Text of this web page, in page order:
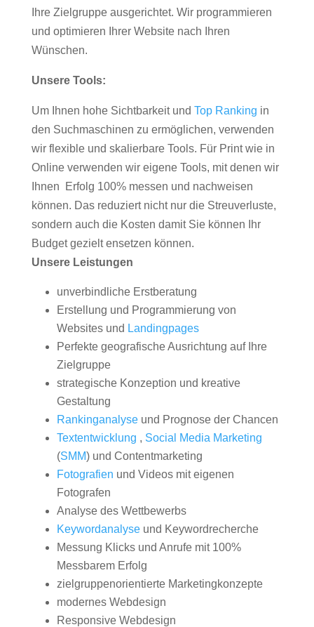
Ihre Zielgruppe ausgerichtet. Wir programmieren
und optimieren Ihrer Website nach Ihren
Wünschen.
Unsere Tools:
Um Ihnen hohe Sichtbarkeit und Top Ranking in
den Suchmaschinen zu ermöglichen, verwenden
wir flexible und skalierbare Tools. Für Print wie in
Online verwenden wir eigene Tools, mit denen wir
Ihnen Erfolg 100% messen und nachweisen
können. Das reduziert nicht nur die Streuverluste,
sondern auch die Kosten damit Sie können Ihr
Budget gezielt ensetzen können.
Unsere Leistungen
unverbindliche Erstberatung
Erstellung und Programmierung von
Websites und Landingpages
Perfekte geografische Ausrichtung auf Ihre
Zielgruppe
strategische Konzeption und kreative
Gestaltung
Rankinganalyseund Prognose der Chancen
Textentwicklung , Social Media Marketing
(SMM) und Contentmarketing
Fotografien und Videos mit eigenen
Fotografen
Analyse des Wettbewerbs
Keywordanalyseund Keywordrecherche
Messung Klicks und Anrufe mit 100%
Messbarem Erfolg
zielgruppenorientierte Marketingkonzepte
modernes Webdesign
Responsive Webdesign